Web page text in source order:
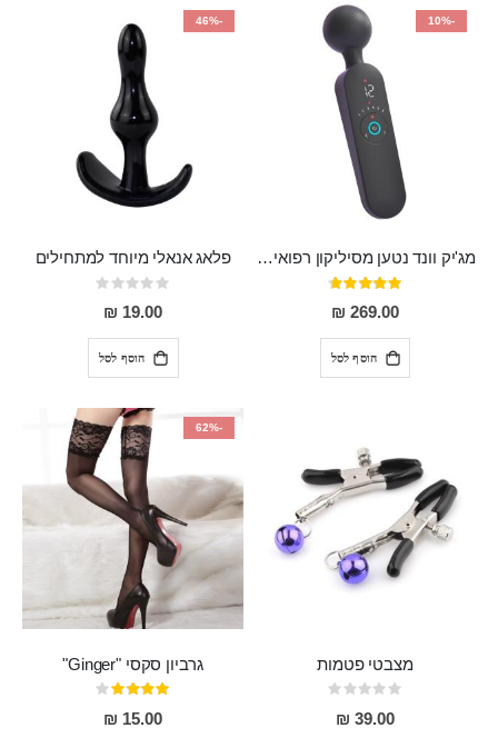
-10%
מג'יק וונד נטען מסיליקון רפואי חזק בעל 12 מצבי רטט ו6 מהירויות שונות ROMI
דירוג:
93%
269.00 ₪
הוסף לסל
-46%
פלאג אנאלי מיוחד למתחילים
Rating:
0%
19.00 ₪
הוסף לסל
מצבטי פטמות
Rating:
0%
39.00 ₪
-62%
גרביון סקסי "Ginger"
דירוג:
80%
15.00 ₪